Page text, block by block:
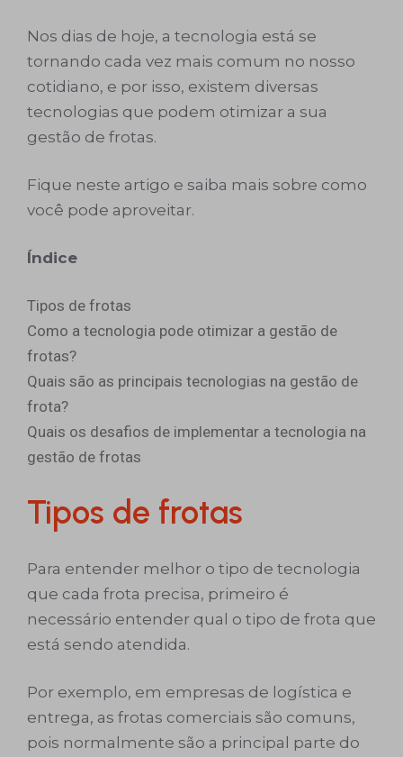
Nos dias de hoje, a tecnologia está se
tornando cada vez mais comum no nosso
cotidiano, e por isso, existem diversas
tecnologias que podem otimizar a sua
gestão de frotas.
Fique neste artigo e saiba mais sobre como
você pode aproveitar.
Índice
Tipos de frotas
Como a tecnologia pode otimizar a gestão de
frotas?
Quais são as principais tecnologias na gestão de
frota?
Quais os desafios de implementar a tecnologia na
gestão de frotas
Tipos de frotas
Para entender melhor o tipo de tecnologia
que cada frota precisa, primeiro é
necessário entender qual o tipo de frota que
está sendo atendida.
Por exemplo, em empresas de logística e
entrega, as frotas comerciais são comuns,
pois normalmente são a principal parte do